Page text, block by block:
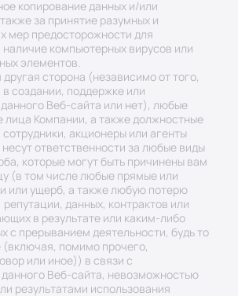
копирование данных и/или
за принятие разумных и
мер предосторожности для
компьютерных вирусов или
элементов.
сторона (независимо от того,
в создании, поддержке или
Веб-сайта или нет), любые
Компании, а также должностные
акционеры или агенты
ответственности за любые виды
которые могут быть причинены вам
(в том числе любые прямые или
или ущерб, а также любую потерю
данных, контрактов или
в результате или каким-либо
с прерыванием деятельности, будь то
помимо прочего,
или иное)) в связи с
Веб-сайта, невозможностью
результатами использования